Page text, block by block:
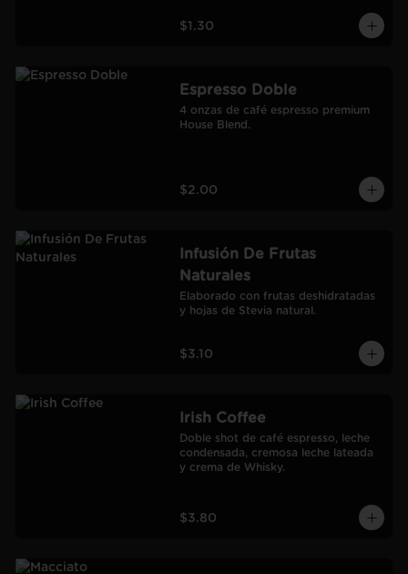
$1.30
Espresso Doble
4 onzas de café espresso premium
House Blend.
$2.00
Infusión De Frutas
Naturales
Elaborado con frutas deshidratadas
y hojas de Stevia natural.
$3.10
Irish Coffee
Doble shot de café espresso, leche
condensada, cremosa leche lateada
y crema de Whisky.
$3.80